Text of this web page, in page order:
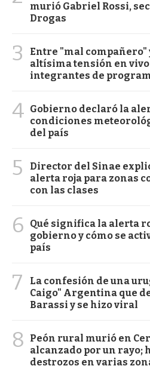
murió Gabriel Rossi,
Drogas
3
Entre "mal
altísima tensión en
integrantes de
4 Gobierno declaró la
condiciones
del país
5
Director del Sinae
alerta roja para zonas
con las clases
6
Qué significa la alerta
gobierno y cómo se
país
7
La confesión de una
Caigo" Argentina que
Barassi y se hizo viral
8
Peón rural murió en
alcanzado por un rayo;
destrozos en varias